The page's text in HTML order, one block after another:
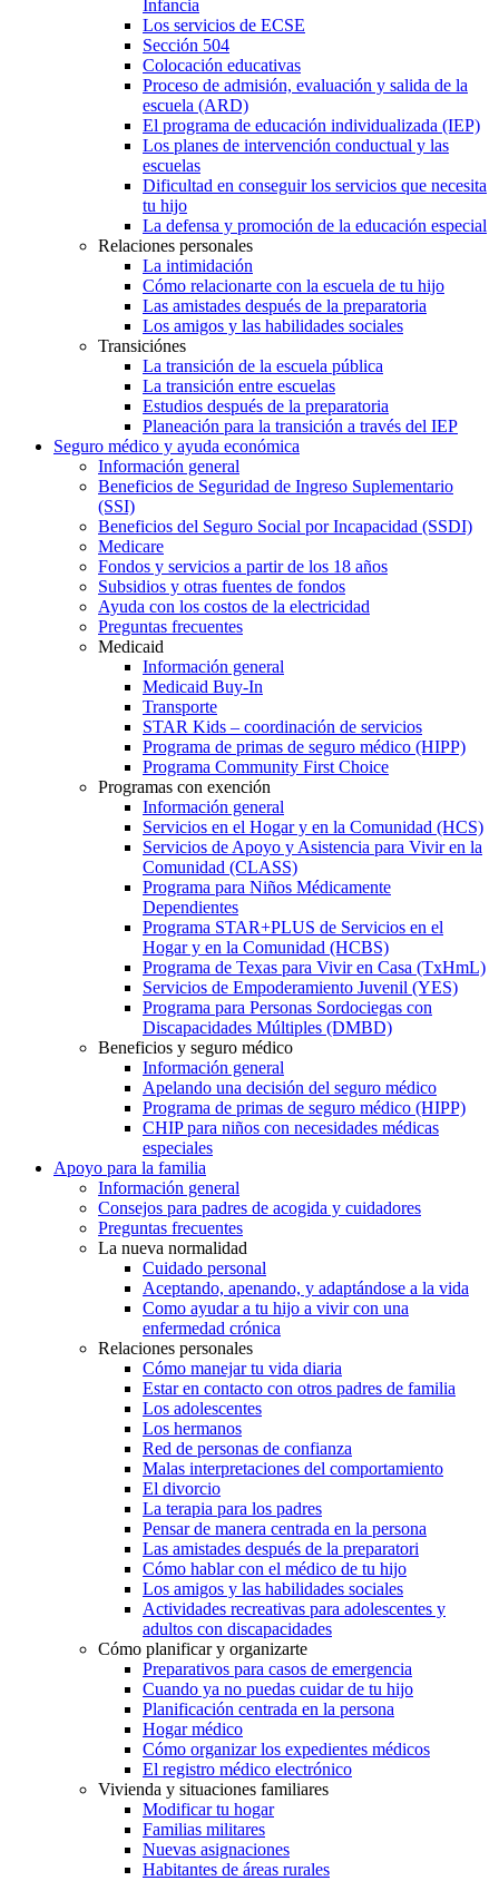
Infancia
Los servicios de ECSE
Sección 504
Colocación educativas
Proceso de admisión, evaluación y salida de la
escuela (ARD)
El programa de educación individualizada (IEP)
Los planes de intervención conductual y las
escuelas
Dificultad en conseguir los servicios que necesita
tu hijo
La defensa y promoción de la educación especial
Relaciones personales
La intimidación
Cómo relacionarte con la escuela de tu hijo
Las amistades después de la preparatoria
Los amigos y las habilidades sociales
Transiciónes
La transición de la escuela pública
La transición entre escuelas
Estudios después de la preparatoria
Planeación para la transición a través del IEP
Seguro médico y ayuda económica
Información general
Beneficios de Seguridad de Ingreso Suplementario
(SSI)
Beneficios del Seguro Social por Incapacidad (SSDI)
Medicare
Fondos y servicios a partir de los 18 años
Subsidios y otras fuentes de fondos
Ayuda con los costos de la electricidad
Preguntas frecuentes
Medicaid
Información general
Medicaid Buy-In
Transporte
STAR Kids – coordinación de servicios
Programa de primas de seguro médico (HIPP)
Programa Community First Choice
Programas con exención
Información general
Servicios en el Hogar y en la Comunidad (HCS)
Servicios de Apoyo y Asistencia para Vivir en la
Comunidad (CLASS)
Programa para Niños Médicamente
Dependientes
Programa STAR+PLUS de Servicios en el
Hogar y en la Comunidad (HCBS)
Programa de Texas para Vivir en Casa (TxHmL)
Servicios de Empoderamiento Juvenil (YES)
Programa para Personas Sordociegas con
Discapacidades Múltiples (DMBD)
Beneficios y seguro médico
Información general
Apelando una decisión del seguro médico
Programa de primas de seguro médico (HIPP)
CHIP para niños con necesidades médicas
especiales
Apoyo para la familia
Información general
Consejos para padres de acogida y cuidadores
Preguntas frecuentes
La nueva normalidad
Cuidado personal
Aceptando, apenando, y adaptándose a la vida
Como ayudar a tu hijo a vivir con una
enfermedad crónica
Relaciones personales
Cómo manejar tu vida diaria
Estar en contacto con otros padres de familia
Los adolescentes
Los hermanos
Red de personas de confianza
Malas interpretaciones del comportamiento
El divorcio
La terapia para los padres
Pensar de manera centrada en la persona
Las amistades después de la preparatori
Cómo hablar con el médico de tu hijo
Los amigos y las habilidades sociales
Actividades recreativas para adolescentes y
adultos con discapacidades
Cómo planificar y organizarte
Preparativos para casos de emergencia
Cuando ya no puedas cuidar de tu hijo
Planificación centrada en la persona
Hogar médico
Cómo organizar los expedientes médicos
El registro médico electrónico
Vivienda y situaciones familiares
Modificar tu hogar
Familias militares
Nuevas asignaciones
Habitantes de áreas rurales